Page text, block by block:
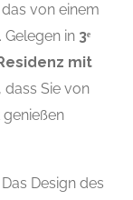
von einem
. Gelegen in 3ᵉ
mit
dass Sie von
Das Design des